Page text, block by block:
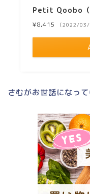
Petit Qoobo（
¥8,415 （2022/
さむがお世話になっ